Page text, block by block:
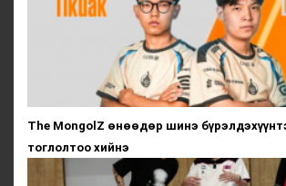
The MongolZ өнөөдөр шинэ
тоглолтоо хийнэ